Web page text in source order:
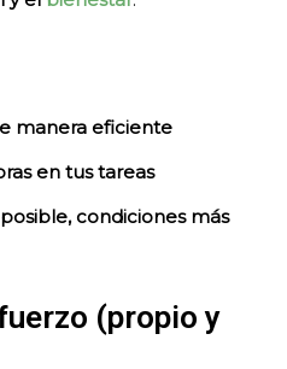
manera eficiente
en tus tareas
condiciones más
(propio y